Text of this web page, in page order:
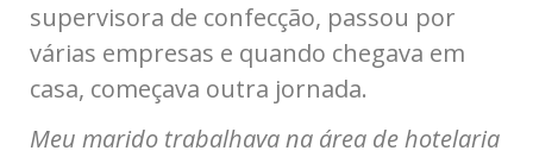
supervisora de confecção, passou por
várias empresas e quando chegava em
casa, começava outra jornada.
Meu marido trabalhava na área de hotelaria